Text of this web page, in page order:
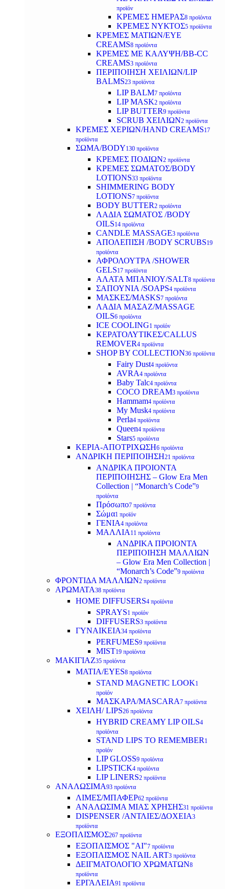
προϊόν
ΚΡΕΜΕΣ ΗΜΕΡΑΣ8 προϊόντα
ΚΡΕΜΕΣ ΝΥΚΤΟΣ5 προϊόντα
ΚΡΕΜΕΣ ΜΑΤΙΩΝ/EYE
CREAMS8 προϊόντα
ΚΡΕΜΕΣ ΜΕ ΚΑΛΥΨΗ/BB-CC
CREAMS3 προϊόντα
ΠΕΡΙΠΟΙΗΣΗ ΧΕΙΛΙΩΝ/LIP
BALMS23 προϊόντα
LIP BALM7 προϊόντα
LIP MASK2 προϊόντα
LIP BUTTER9 προϊόντα
SCRUB ΧΕΙΛΙΩΝ2 προϊόντα
ΚΡΕΜΕΣ ΧΕΡΙΩΝ/HAND CREAMS17
προϊόντα
ΣΩΜΑ/BODY130 προϊόντα
ΚΡΕΜΕΣ ΠΟΔΙΩΝ2 προϊόντα
ΚΡΕΜΕΣ ΣΩΜΑΤΟΣ/BODY
LOTIONS33 προϊόντα
SHIMMERING BODY
LOTIONS7 προϊόντα
BODY BUTTER2 προϊόντα
ΛΑΔΙΑ ΣΩΜΑΤΟΣ /BODY
OILS14 προϊόντα
CANDLE MASSAGE3 προϊόντα
ΑΠΟΛΕΠΙΣΗ /BODY SCRUBS19
προϊόντα
ΑΦΡΟΛΟΥΤΡΑ /SHOWER
GELS17 προϊόντα
ΑΛΑΤΑ ΜΠΑΝΙΟΥ/SALT8 προϊόντα
ΣΑΠΟΥΝΙΑ /SOAPS4 προϊόντα
ΜΑΣΚΕΣ/MASKS7 προϊόντα
ΛΑΔΙΑ ΜΑΣΑΖ/MASSAGE
OILS6 προϊόντα
ICE COOLING1 προϊόν
ΚΕΡΑΤΟΛΥΤΙΚΕΣ/CALLUS
REMOVER4 προϊόντα
SHOP BY COLLECTION36 προϊόντα
Fairy Dust4 προϊόντα
AVRA4 προϊόντα
Baby Talc4 προϊόντα
COCO DREAM3 προϊόντα
Hammam4 προϊόντα
My Musk4 προϊόντα
Perla4 προϊόντα
Queen4 προϊόντα
Stars5 προϊόντα
ΚΕΡΙΑ-ΑΠΟΤΡΙΧΩΣΗ6 προϊόντα
ΑΝΔΡΙΚΗ ΠΕΡΙΠΟΙΗΣΗ21 προϊόντα
ΑΝΔΡΙΚΑ ΠΡΟΙΟΝΤΑ
ΠΕΡΙΠΟΙΗΣΗΣ – Glow Era Men
Collection | “Monarch’s Code”9
προϊόντα
Πρόσωπο7 προϊόντα
Σώμα1 προϊόν
ΓΕΝΙΑ4 προϊόντα
ΜΑΛΛΙΑ 11 προϊόντα
ΑΝΔΡΙΚΑ ΠΡΟΙΟΝΤΑ
ΠΕΡΙΠΟΙΗΣΗ ΜΑΛΛΙΩΝ
– Glow Era Men Collection |
“Monarch’s Code”9 προϊόντα
ΦΡΟΝΤΙΔΑ ΜΑΛΛΙΩΝ2 προϊόντα
ΑΡΩΜΑΤΑ38 προϊόντα
HOME DIFFUSERS4 προϊόντα
SPRAYS1 προϊόν
DIFFUSERS3 προϊόντα
ΓΥΝΑΙΚΕΙΑ34 προϊόντα
PERFUMES9 προϊόντα
MIST19 προϊόντα
ΜΑΚΙΓΙΑΖ35 προϊόντα
ΜΑΤΙΑ/EYES8 προϊόντα
STAND MAGNETIC LOOK1
προϊόν
ΜΑΣΚΑΡΑ/MASCARA7 προϊόντα
ΧΕΙΛΗ/ LIPS26 προϊόντα
HYBRID CREAMY LIP OILS4
προϊόντα
STAND LIPS TO REMEMBER 1
προϊόν
LIP GLOSS9 προϊόντα
LIPSTICK4 προϊόντα
LIP LINERS2 προϊόντα
ΑΝΑΛΩΣΙΜΑ93 προϊόντα
ΛΙΜΕΣ/ΜΠΑΦΕΡ62 προϊόντα
ΑΝΑΛΩΣΙΜΑ ΜΙΑΣ ΧΡΗΣΗΣ31 προϊόντα
DISPENSER /ΑΝΤΛΙΕΣ/ΔΟΧΕΙΑ3
προϊόντα
ΕΞΟΠΛΙΣΜΟΣ267 προϊόντα
ΕΞΟΠΛΙΣΜΟΣ "AI"7 προϊόντα
ΕΞΟΠΛΙΣΜΟΣ NAIL ART3 προϊόντα
ΔΕΙΓΜΑΤΟΛΟΓΙΟ ΧΡΩΜΑΤΩΝ8
προϊόντα
ΕΡΓΑΛΕΙΑ91 προϊόντα